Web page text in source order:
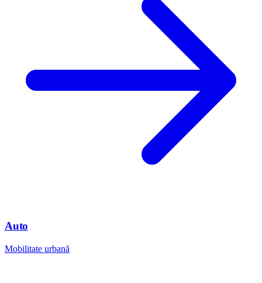
Auto
Mobilitate urbană